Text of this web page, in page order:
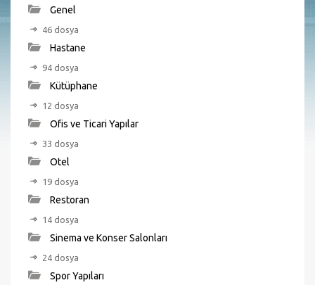
Genel
46 dosya
Hastane
94 dosya
Kütüphane
12 dosya
Ofis ve Ticari Yapılar
33 dosya
Otel
19 dosya
Restoran
14 dosya
Sinema ve Konser Salonları
24 dosya
Spor Yapıları